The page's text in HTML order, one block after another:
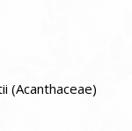
(Acanthaceae)